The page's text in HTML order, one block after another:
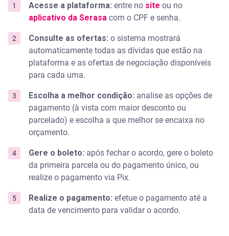
Acesse a plataforma: entre no site ou no
aplicativo da Serasa com o CPF e senha.
Consulte as ofertas: o sistema mostrará
automaticamente todas as dívidas que estão na
plataforma e as ofertas de negociação disponíveis
para cada uma.
Escolha a melhor condição: analise as opções de
pagamento (à vista com maior desconto ou
parcelado) e escolha a que melhor se encaixa no
orçamento.
Gere o boleto: após fechar o acordo, gere o boleto
da primeira parcela ou do pagamento único, ou
realize o pagamento via Pix.
Realize o pagamento: efetue o pagamento até a
data de vencimento para validar o acordo.